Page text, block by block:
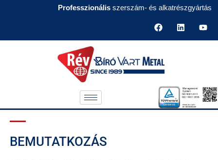
Professzionálisszerszám- és alkatrészgyártás
BEMUTATKOZÁS